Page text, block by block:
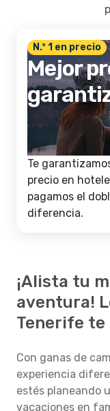
N.º 1 en precio
Mejor
Te
precio en
pagamos el
diferencia.
¡Alista tu
aventura!
Tenerife te
Con ganas de
experiencia
estés planeando
vacaciones en